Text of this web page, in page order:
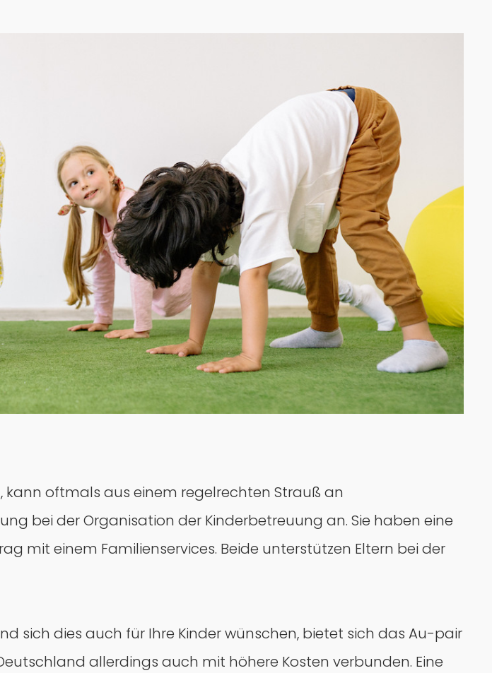
oftmals aus einem regelrechten Strauß an
bei der Organisation der Kinderbetreuung an. Sie haben eine
mit einem Familienservices. Beide unterstützen Eltern bei der
sich dies auch für Ihre Kinder wünschen, bietet sich das Au-pair
allerdings auch mit höhere Kosten verbunden. Eine